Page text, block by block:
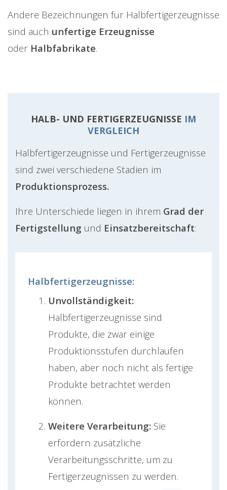
Andere Bezeichnungen für Halbfertigerzeugnisse
sind auch unfertige Erzeugnisse
oder Halbfabrikate.
HALB- UND FERTIGERZEUGNISSE IM
VERGLEICH
Halbfertigerzeugnisse und Fertigerzeugnisse
sind zwei verschiedene Stadien im
Produktionsprozess.
Ihre Unterschiede liegen in ihrem Grad der
Fertigstellung und Einsatzbereitschaft:
Halbfertigerzeugnisse:
Unvollständigkeit:
Halbfertigerzeugnisse sind
Produkte, die zwar einige
Produktionsstufen durchlaufen
haben, aber noch nicht als fertige
Produkte betrachtet werden
können.
Weitere Verarbeitung: Sie
erfordern zusätzliche
Verarbeitungsschritte, um zu
Fertigerzeugnissen zu werden.